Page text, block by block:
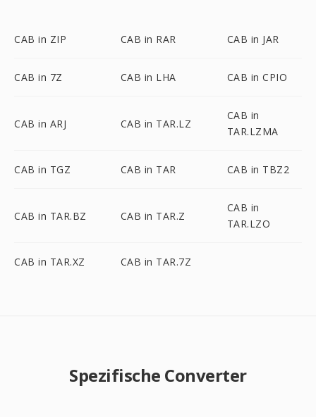
CAB in ZIP CAB in RAR CAB in JAR
CAB in 7Z CAB in LHA CAB in CPIO
CAB in ARJ CAB in TAR.LZ
CAB in
TAR.LZMA
CAB in TGZ CAB in TAR CAB in TBZ2
CAB in TAR.BZ CAB in TAR.Z
CAB in
TAR.LZO
CAB in TAR.XZ CAB in TAR.7Z
Spezifische Converter